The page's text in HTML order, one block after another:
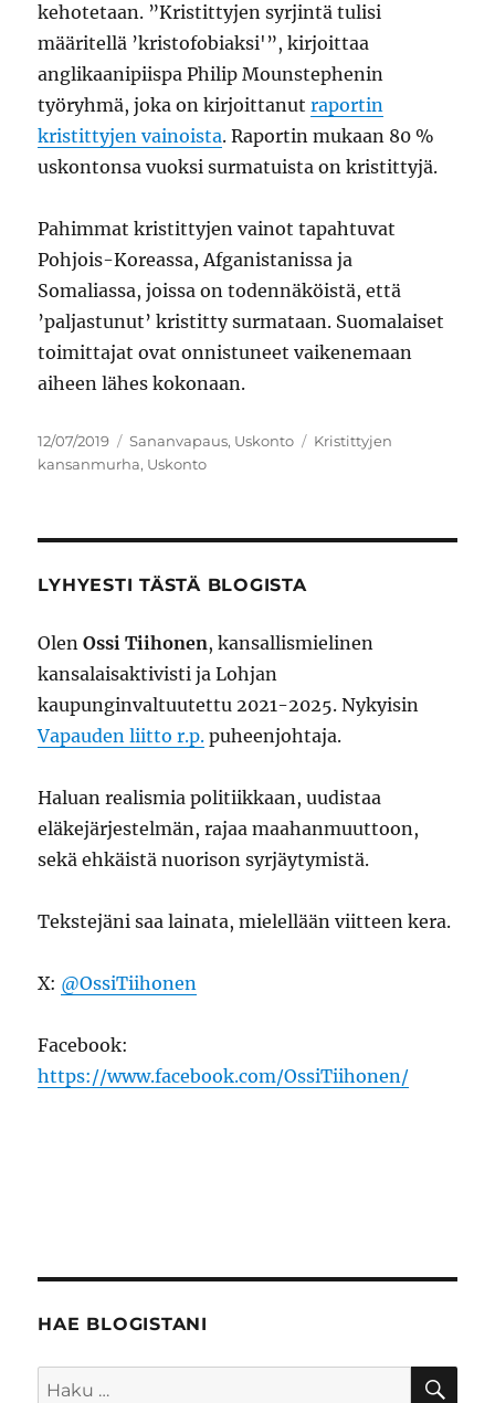
kehotetaan. ”Kristittyjen syrjintä tulisi
määritellä ’kristofobiaksi'”, kirjoittaa
anglikaanipiispa Philip Mounstephenin
työryhmä, joka on kirjoittanutraportin
kristittyjen vainoista. Raportin mukaan 80 %
uskontonsa vuoksi surmatuista on kristittyjä.
Pahimmat kristittyjen vainot tapahtuvat
Pohjois-Koreassa, Afganistanissa ja
Somaliassa, joissa on todennäköistä, että
’paljastunut’ kristitty surmataan. Suomalaiset
toimittajat ovat onnistuneet vaikenemaan
aiheen lähes kokonaan.
Julkaistu
12/07/2019 Kategoriat
Sananvapaus, Uskonto Avainsanat
Kristittyjen
kansanmurha, Uskonto
LYHYESTI TÄSTÄ BLOGISTA
OlenOssi Tiihonen, kansallismielinen
kansalaisaktivisti ja Lohjan
kaupunginvaltuutettu 2021-2025. Nykyisin
Vapauden liitto r.p. puheenjohtaja.
Haluan realismia politiikkaan, uudistaa
eläkejärjestelmän, rajaa maahanmuuttoon,
sekä ehkäistä nuorison syrjäytymistä.
Tekstejäni saa lainata, mielellään viitteen kera.
X: @OssiTiihonen
Facebook:
https://www.facebook.com/OssiTiihonen/
HAE BLOGISTANI
Etsi: